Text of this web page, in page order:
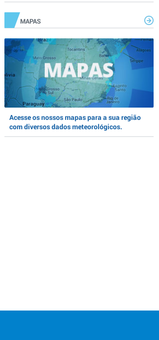
MAPAS
Acesse os nossos mapas para a sua região
com diversos dados meteorológicos.